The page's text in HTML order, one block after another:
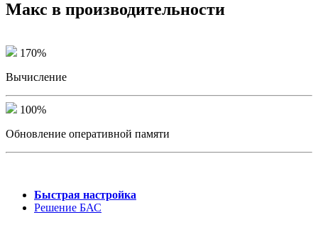
Макс в производительности
170%
Вычисление
100%
Обновление оперативной памяти
Быстрая настройка
Решение БАС